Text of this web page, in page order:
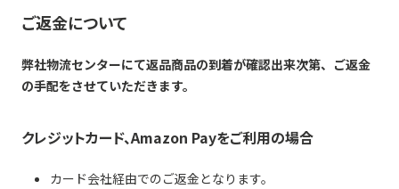
ご返金について
弊社物流センターにて返品商品の到着が確認出来次第、ご返金
の手配をさせていただきます。
クレジットカード、Amazon Payをご利用の場合
カード会社経由でのご返金となります。